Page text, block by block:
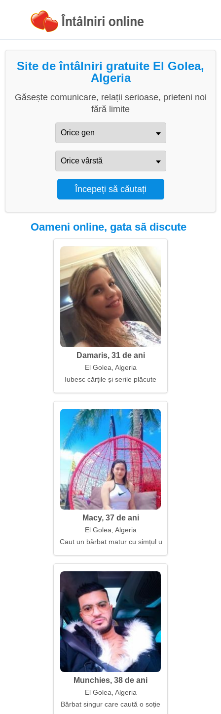
Site de întâlniri gratuite El Golea,
Algeria
Găsește comunicare, relații serioase, prieteni noi
fără limite
Oameni online, gata să discute
Damaris, 31 de ani
El Golea, Algeria
Iubesc cărțile și serile plăcute
Macy, 37 de ani
El Golea, Algeria
Caut un bărbat matur cu simțul umorului
Munchies, 38 de ani
El Golea, Algeria
Bărbat singur care caută o soție